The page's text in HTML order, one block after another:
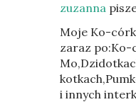
zuzanna
Moje Ko-
zaraz po:Ko-
i innych